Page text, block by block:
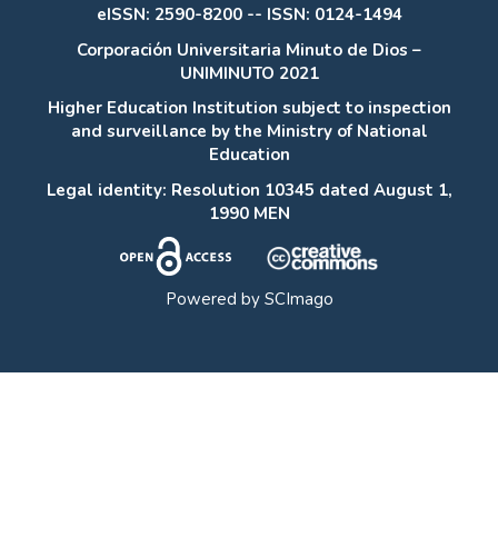
eISSN: 2590-8200 -- ISSN: 0124-1494
Corporación Universitaria Minuto de Dios –
UNIMINUTO 2021
Higher Education Institution subject to inspection
and surveillance by the Ministry of National
Education
Legal identity: Resolution 10345 dated August 1,
1990 MEN
Powered by SCImago